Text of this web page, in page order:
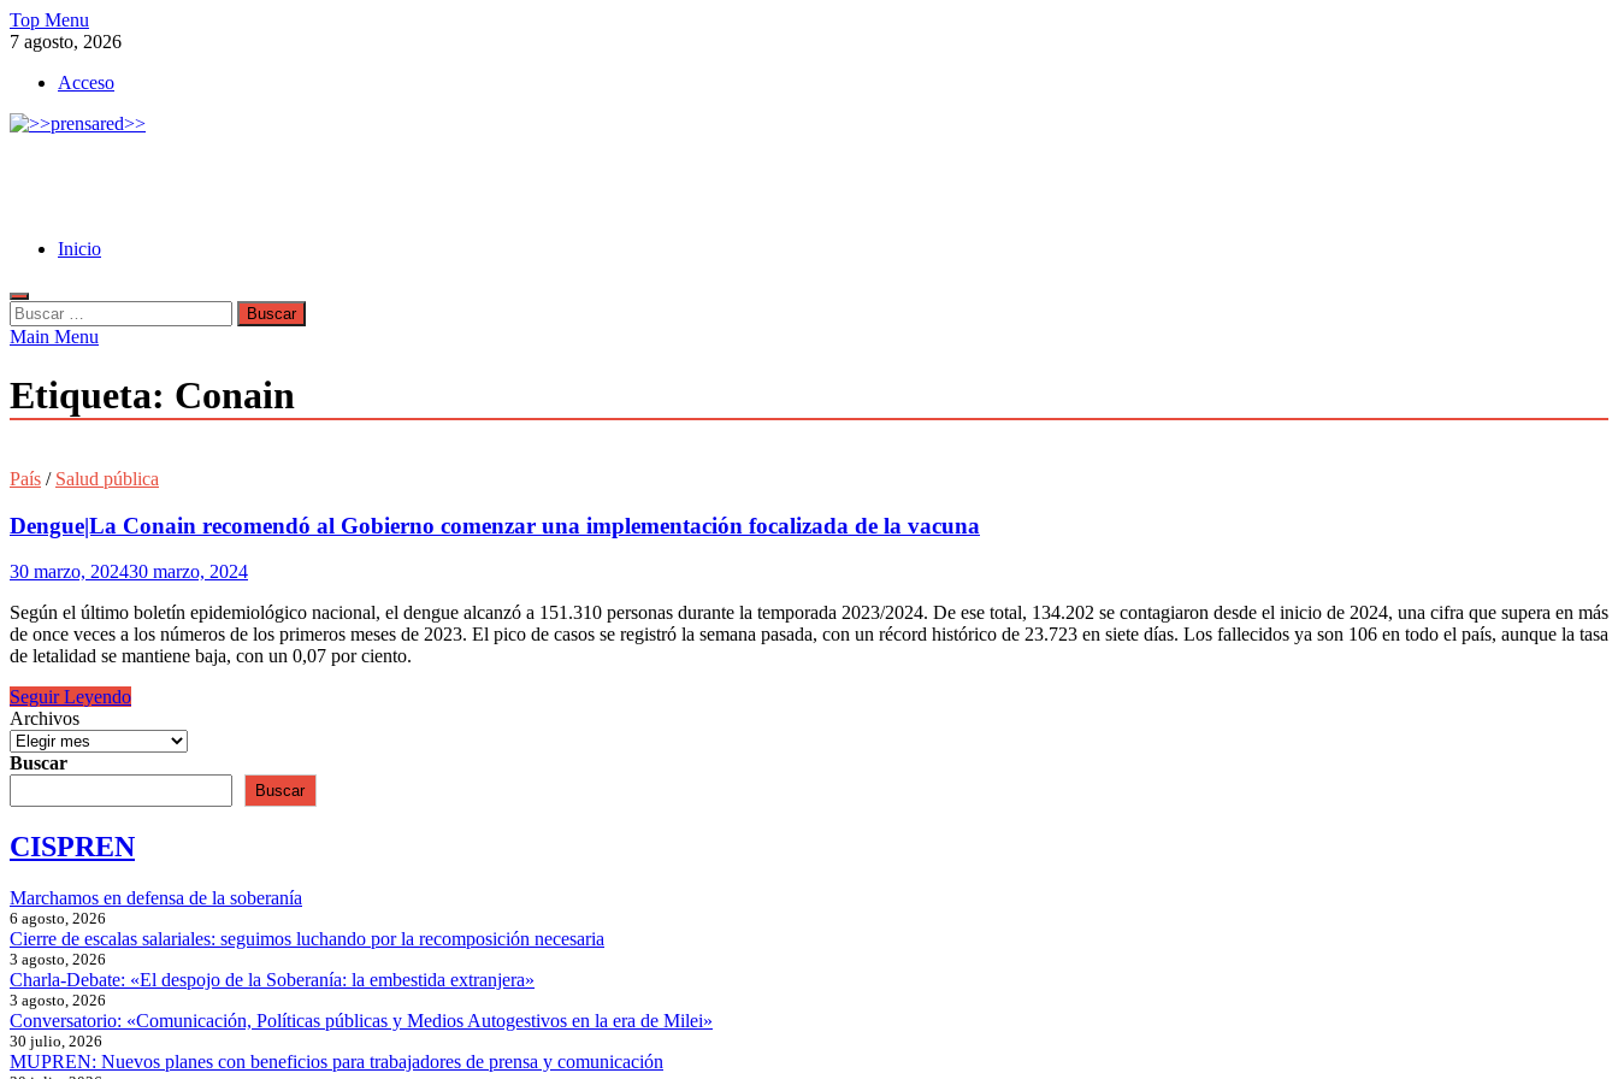
Skip
to
Top Menu
7 agosto, 2026
Acceso
Inicio
Buscar:
Main Menu
Etiqueta: Conain
País / Salud pública
Dengue|La Conain recomendó al Gobierno comenzar una implementación focalizada de la vacuna
30 marzo, 202430 marzo, 2024
Según el último boletín epidemiológico nacional, el dengue alcanzó a 151.310 personas durante la temporada 2023/2024. De ese total, 134.202 se contagiaron desde el inicio de 2024, una cifra que supera en más
de once veces a los números de los primeros meses de 2023. El pico de casos se registró la semana pasada, con un récord histórico de 23.723 en siete días. Los fallecidos ya son 106 en todo el país, aunque la tasa
de letalidad se mantiene baja, con un 0,07 por ciento.
Dengue|La
Conain
recomendó
al
Gobierno
comenzar
implementación
de
la
vacuna
Seguir Leyendo
Archivos
Buscar
Buscar
CISPREN
Marchamos en defensa de la soberanía
6 agosto, 2026
Cierre de escalas salariales: seguimos luchando por la recomposición necesaria
3 agosto, 2026
Charla-Debate: «El despojo de la Soberanía: la embestida extranjera»
3 agosto, 2026
Conversatorio: «Comunicación, Políticas públicas y Medios Autogestivos en la era de Milei»
30 julio, 2026
MUPREN: Nuevos planes con beneficios para trabajadores de prensa y comunicación